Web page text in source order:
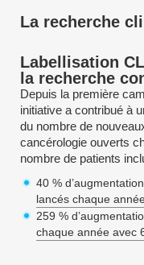
La recherche
Labellisation
la recherche
Depuis la première
initiative a contribué à
du nombre de
cancérologie ouverts
nombre de patients
40 %
lancés chaque
259 %
chaque année avec